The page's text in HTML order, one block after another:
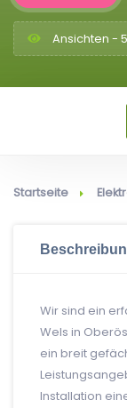
Ansichten -
Startseite
Wir sind ein
Wels in
ein breit
Installation